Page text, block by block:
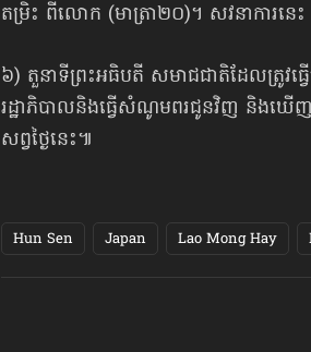
តម្រិះ ពីលោក (មាត្រា២០)។ សវនាការនេះ
៦) តួនាទីព្រះអធិបតី សមាជជាតិដែលត្រូវធ្វ
រដ្ឋាភិបាលនិងធ្វើសំណូមពរជូនវិញ និងឃើញ
សព្វថ្ងៃនេះ៕
Hun Sen Japan Lao Mong Hay